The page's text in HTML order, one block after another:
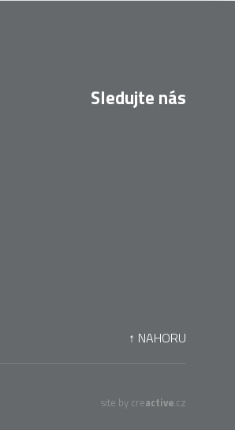
Sledujte nás
↑ NAHORU
site by creactive.cz